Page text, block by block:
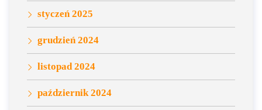
styczeń 2025
grudzień 2024
listopad 2024
październik 2024